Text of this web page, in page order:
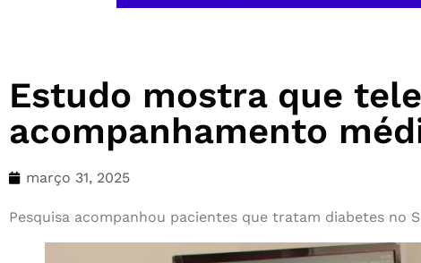
Estudo mostra que
acompanhamento
março 31, 2025
Pesquisa acompanhou pacientes que tratam diabetes no